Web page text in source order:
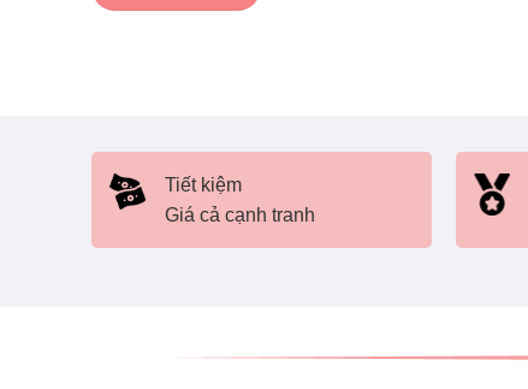
Tiết kiệm
Giá cả cạnh tranh